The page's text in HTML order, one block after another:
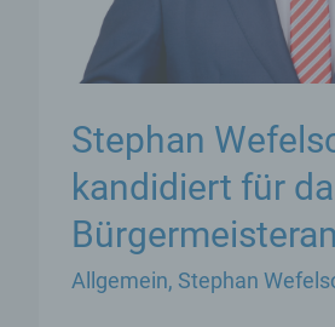
Stephan
kandidiert für
Allgemein, Stephan